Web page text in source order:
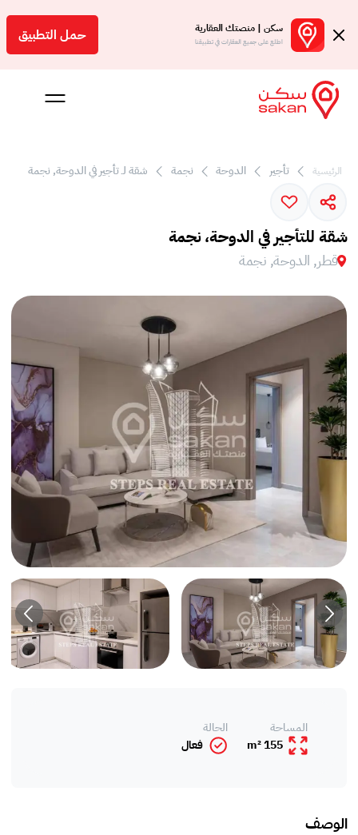
سكن | منصتك العقارية
اطلع على جميع العقارات في تطبيقنا حمل التطبيق
الرئيسية تأجير الدوحة نجمة شقة لـ تأجير في الدوحة, نجمة
شقة للتأجير في الدوحة، نجمة
قطر, الدوحة, نجمة
المساحة
155 m²
الحالة
فعال
الوصف